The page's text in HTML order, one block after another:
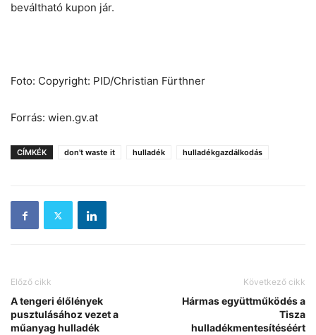
beváltható kupon jár.
Foto: Copyright: PID/Christian Fürthner
Forrás: wien.gv.at
CÍMKÉK don't waste it hulladék hulladékgazdálkodás
Előző cikk
A tengeri élőlények
pusztulásához vezet a
műanyag hulladék
Következő cikk
Hármas együttműködés a
Tisza
hulladékmentesítéséért